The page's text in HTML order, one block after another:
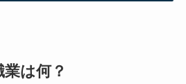
は何？